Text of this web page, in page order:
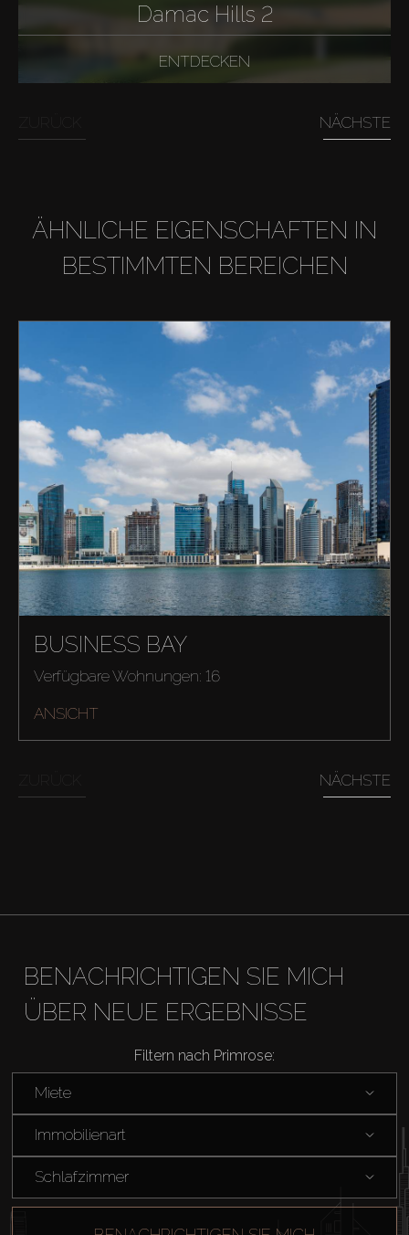
Damac Hills 2
ENTDECKEN
NÄCHSTE
ÄHNLICHE EIGENSCHAFTEN IN
BESTIMMTEN BEREICHEN
BUSINESS BAY
Verfügbare Wohnungen: 16
ANSICHT
NÄCHSTE
BENACHRICHTIGEN SIE MICH
ÜBER NEUE ERGEBNISSE
Filtern nach Primrose:
Miete
Immobilienart
Schlafzimmer